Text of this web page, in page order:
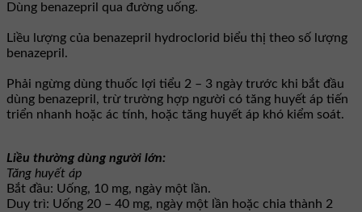
Dùng benazepril qua đường uống.
Liều lượng của benazepril hydroclorid biểu thị theo số lượng
benazepril.
Phải ngừng dùng thuốc lợi tiểu 2 – 3 ngày trước khi bắt đầu
dùng benazepril, trừ trường hợp người có tăng huyết áp tiến
triển nhanh hoặc ác tính, hoặc tăng huyết áp khó kiểm soát.
Liều thường dùng người lớn:
Tăng huyết áp
Bắt đầu: Uống, 10 mg, ngày một lần.
Duy trì: Uống 20 – 40 mg, ngày một lần hoặc chia thành 2